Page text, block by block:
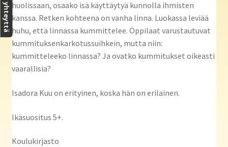
huolissaan, osaako isä käyttäytyä kunnolla ihmisten
kanssa. Retken kohteena on vanha linna. Luokassa leviää
huhu, että linnassa kummittelee. Oppilaat varustautuvat
kummituksenkarkotussuihkein, mutta niin:
kummitteleeko linnassa? Ja ovatko kummitukset oikeasti
vaarallisia?
Isadora Kuu on erityinen, koska hän on erilainen.
Ikäsuositus 5+.
Koulukirjasto
Ota yhteyttä